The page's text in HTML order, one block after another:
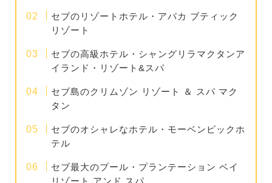
セブのリゾートホテル・アバカ ブティック
リゾート
セブの高級ホテル・シャングリラマクタンア
イランド・リゾート&スパ
セブ島のクリムゾン リゾート ＆ スパ マク
タン
セブのオシャレなホテル・モーベンピックホ
テル
セブ最大のプール・プランテーション ベイ
リゾート アンド スパ